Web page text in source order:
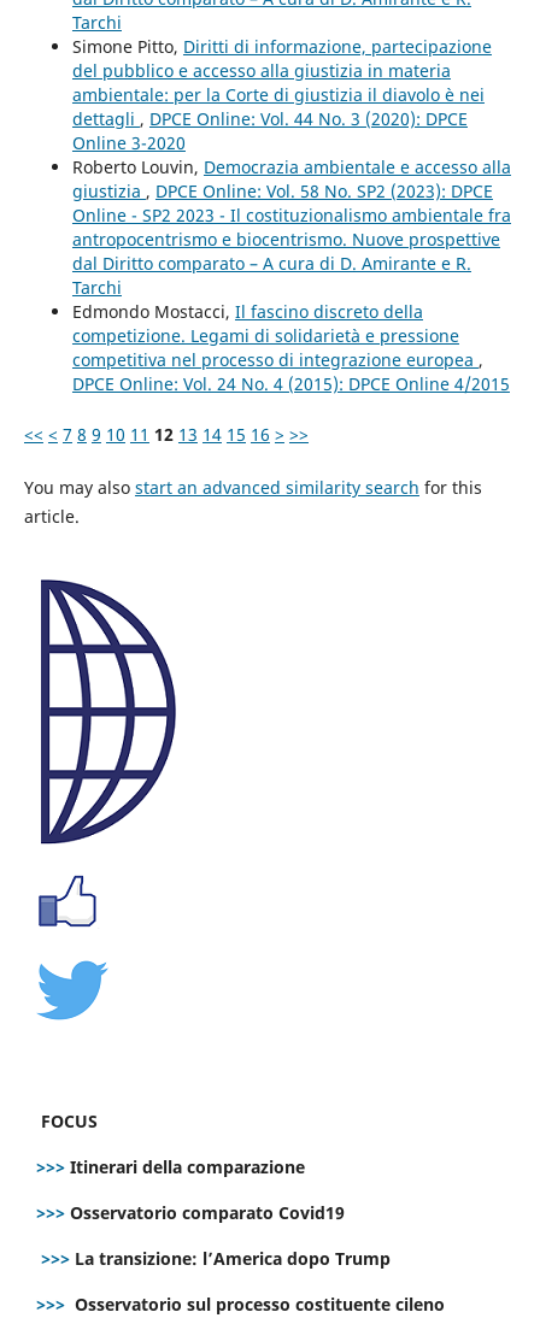
Tarchi
Simone Pitto, Diritti di informazione, partecipazione
del pubblico e accesso alla giustizia in materia
ambientale: per la Corte di giustizia il diavolo è nei
dettagli , DPCE Online: Vol. 44 No. 3 (2020): DPCE
Online 3-2020
Roberto Louvin, Democrazia ambientale e accesso alla
giustizia , DPCE Online: Vol. 58 No. SP2 (2023): DPCE
Online - SP2 2023 - Il costituzionalismo ambientale fra
antropocentrismo e biocentrismo. Nuove prospettive
dal Diritto comparato – A cura di D. Amirante e R.
Tarchi
Edmondo Mostacci, Il fascino discreto della
competizione. Legami di solidarietà e pressione
competitiva nel processo di integrazione europea ,
DPCE Online: Vol. 24 No. 4 (2015): DPCE Online 4/2015
<< < 7 8 9 10 11 12 13 14 15 16 > >>
You may also start an advanced similarity search for this
article.
FOCUS
>>> Itinerari della comparazione
>>> Osservatorio comparato Covid19
>>> La transizione: l’America dopo Trump
>>> Osservatorio sul processo costituente cileno